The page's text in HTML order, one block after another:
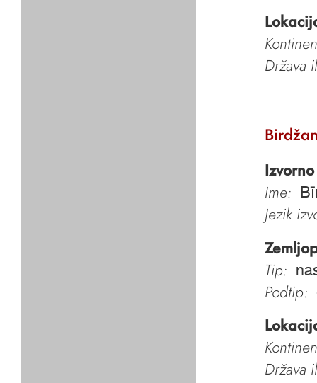
Država
Ime:
Jezik
Tip:
Podtip:
Država